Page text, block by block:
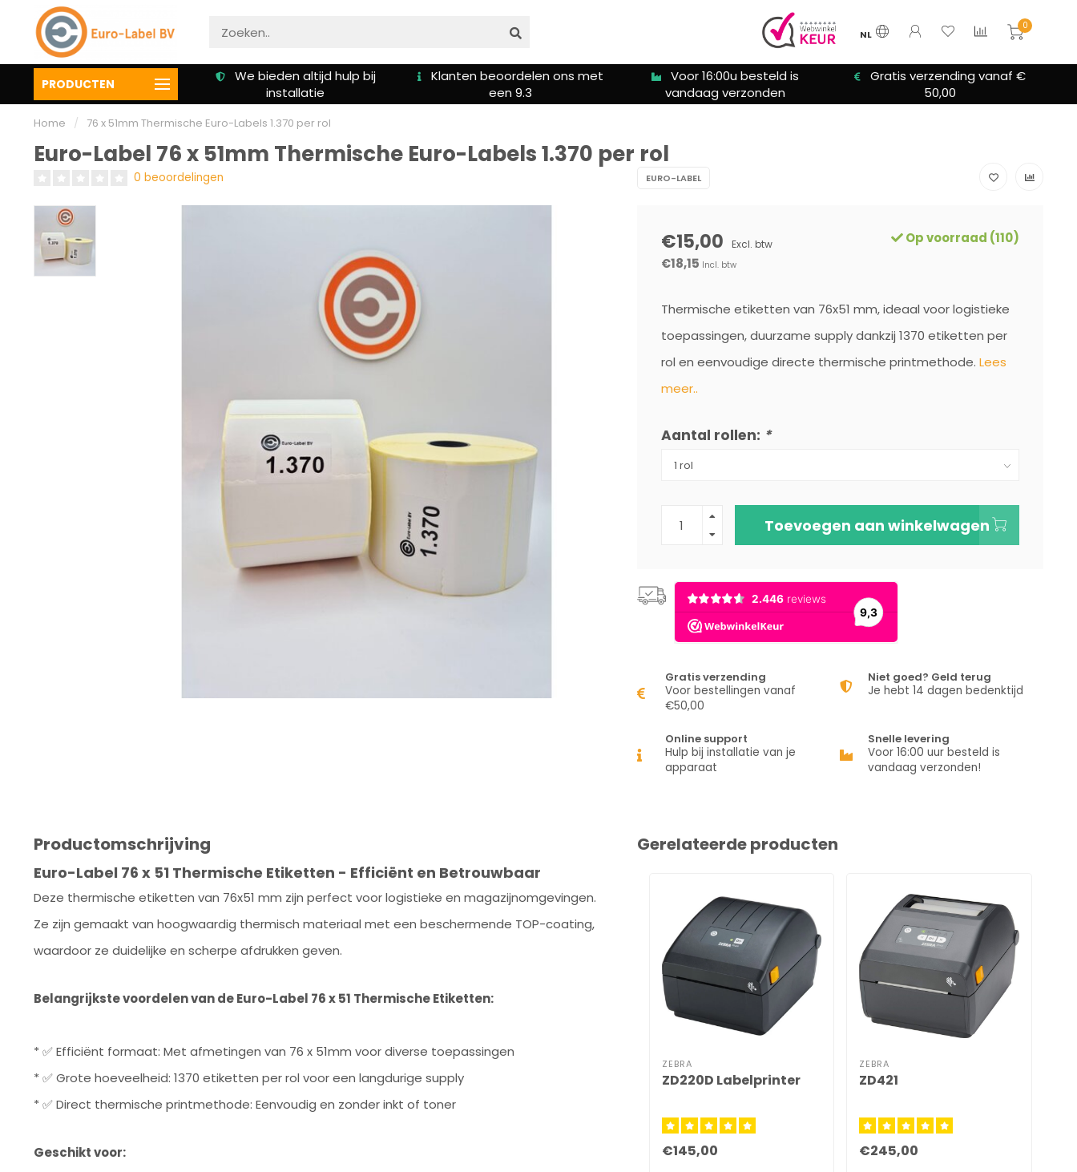
NL
0
PRODUCTENWe bieden altijd hulp bij
installatie
Klanten beoordelen ons met
Voor 16:00u besteld is
vandaag verzonden
Gratis verzending vanaf €
50,00
We bieden altijd hulp bij
Home / 76 x 51mm Thermische Euro-Labels 1.370 per rol
Euro-Label 76 x 51mm Thermische Euro-Labels 1.370 per rol
0 beoordelingen EURO-LABEL
€15,00 Excl. btw
€18,15 Incl. btw
Op voorraad (110)
Thermische etiketten van 76x51 mm, ideaal voor logistieke
toepassingen, duurzame supply dankzij 1370 etiketten per
rol en eenvoudige directe thermische printmethode. Lees
meer..
Aantal rollen: *
Toevoegen aan winkelwagen
Gratis verzending
Voor bestellingen vanaf
€50,00
Niet goed? Geld terug
Je hebt 14 dagen bedenktijd
Online support
Hulp bij installatie van je
apparaat
Snelle levering
Voor 16:00 uur besteld is
vandaag verzonden!
Productomschrijving
Euro-Label 76 x 51 Thermische Etiketten - Efficiënt en Betrouwbaar
Deze thermische etiketten van 76x51 mm zijn perfect voor logistieke en magazijnomgevingen.
Ze zijn gemaakt van hoogwaardig thermisch materiaal met een beschermende TOP-coating,
waardoor ze duidelijke en scherpe afdrukken geven.
Belangrijkste voordelen van de Euro-Label 76 x 51 Thermische Etiketten:
* ✅ Efficiënt formaat: Met afmetingen van 76 x 51mm voor diverse toepassingen
* ✅ Grote hoeveelheid: 1370 etiketten per rol voor een langdurige supply
* ✅ Direct thermische printmethode: Eenvoudig en zonder inkt of toner
Geschikt voor:
Gerelateerde producten
ZEBRA
ZD220D Labelprinter
€145,00
ZEBRA
ZD421
€245,00